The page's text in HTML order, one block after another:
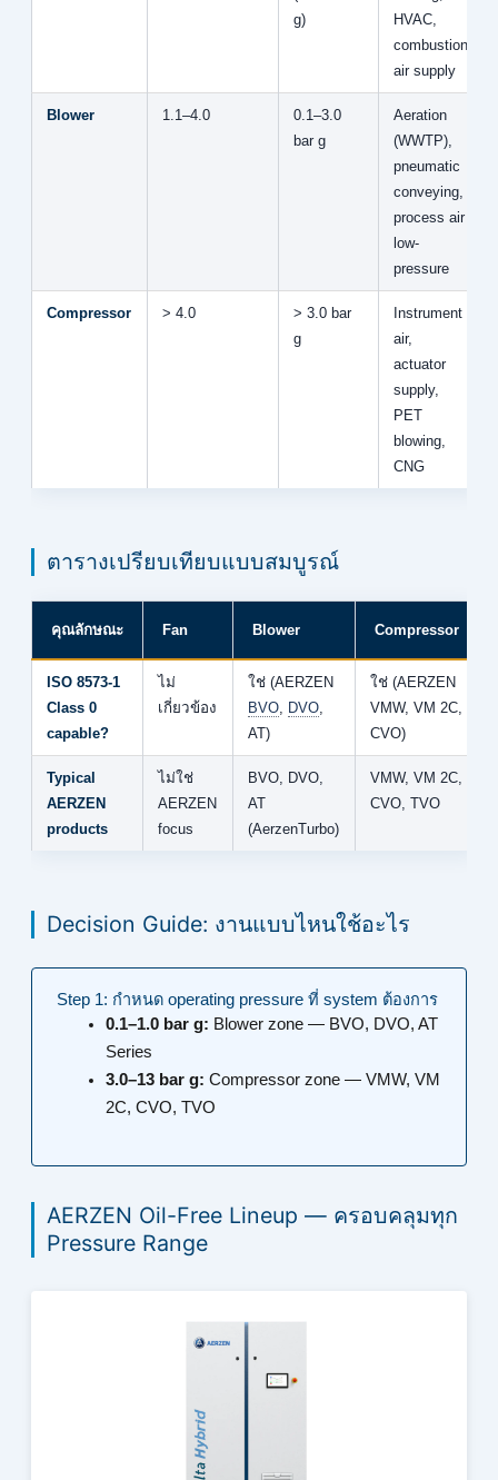
g)
HVAC,
combustion
air supply
Blower 1.1–4.0
0.1–3.0
bar g
Aeration
(WWTP),
pneumatic
conveying,
process air
low-
pressure
Compressor > 4.0
> 3.0 bar
g
Instrument
air,
actuator
supply,
PET
blowing,
CNG
ตารางเปรียบเทียบแบบสมบูรณ์
คุณลักษณะ Fan Blower Compressor
ISO 8573-1
Class 0
capable?
ไม่
เกี่ยวข้อง
ใช่ (AERZEN
BVO, DVO,
AT)
ใช่ (AERZEN
VMW, VM 2C,
CVO)
Typical
AERZEN
products
ไม่ใช่
AERZEN
focus
BVO, DVO,
AT
(AerzenTurbo)
VMW, VM 2C,
CVO, TVO
Decision Guide: งานแบบไหนใช้อะไร
Step 1: กำหนด operating pressure ที่ system ต้องการ
0.1–1.0 bar g: Blower zone — BVO, DVO, AT
Series
3.0–13 bar g: Compressor zone — VMW, VM
2C, CVO, TVO
AERZEN Oil-Free Lineup — ครอบคลุมทุก
Pressure Range